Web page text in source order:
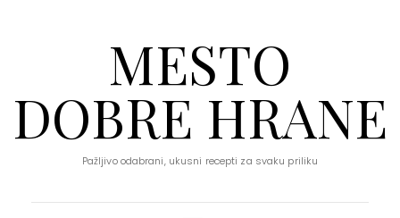
MESTO
DOBRE HRANE
Pažljivo odabrani, ukusni recepti za svaku priliku